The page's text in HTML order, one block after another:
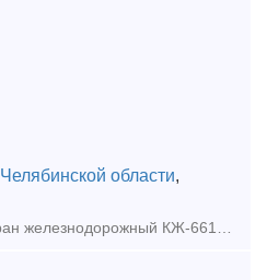
Челябинской области,
Предлагаем из наличия кран железнодорожный КЖ-661, год выпуска - 2002. В собственности предприятия. Кран базового исполнения - со стрелой 15м и грузовым крюком. Укомплектован компрессорной установко